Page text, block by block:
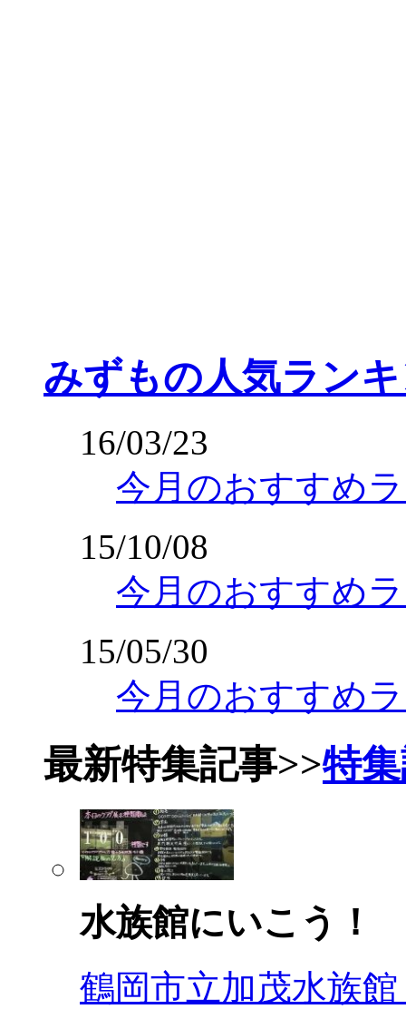
みずもの人気ラン
16/03/23
今月のおすすめ
15/10/08
今月のおすすめ
15/05/30
今月のおすすめ
最新特集記事>>特
水族館にいこう！
鶴岡市立加茂水族